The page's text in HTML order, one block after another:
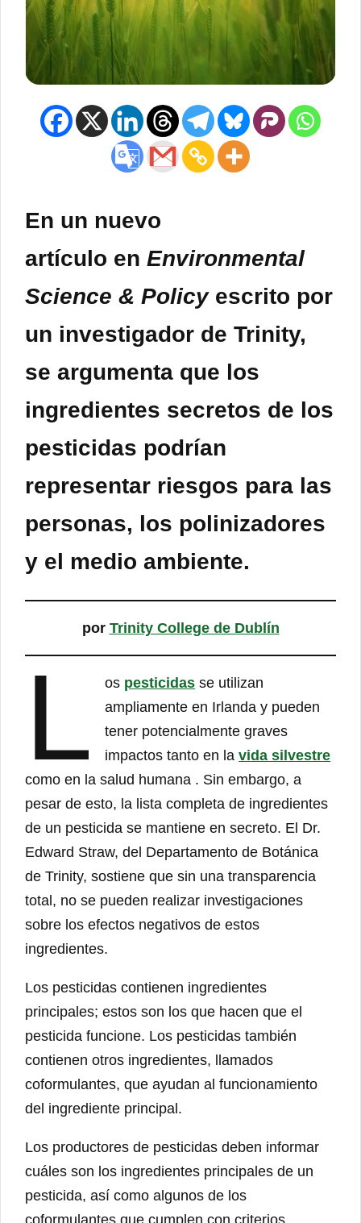
En un nuevo
artículo en Environmental
Science & Policyescrito por
un investigador de Trinity,
se argumenta que los
ingredientes secretos de los
pesticidas podrían
representar riesgos para las
personas, los polinizadores
y el medio ambiente.
por Trinity College de Dublín
L os pesticidas se utilizan
ampliamente en Irlanda y pueden
tener potencialmente graves
impactos tanto en lavida silvestre
como en la salud humana . Sin embargo, a
pesar de esto, la lista completa de ingredientes
de un pesticida se mantiene en secreto. El Dr.
Edward Straw, del Departamento de Botánica
de Trinity, sostiene que sin una transparencia
total, no se pueden realizar investigaciones
sobre los efectos negativos de estos
ingredientes.
Los pesticidas contienen ingredientes
principales; estos son los que hacen que el
pesticida funcione. Los pesticidas también
contienen otros ingredientes, llamados
coformulantes, que ayudan al funcionamiento
del ingrediente principal.
Los productores de pesticidas deben informar
cuáles son los ingredientes principales de un
pesticida, así como algunos de los
coformulantes que cumplen con criterios